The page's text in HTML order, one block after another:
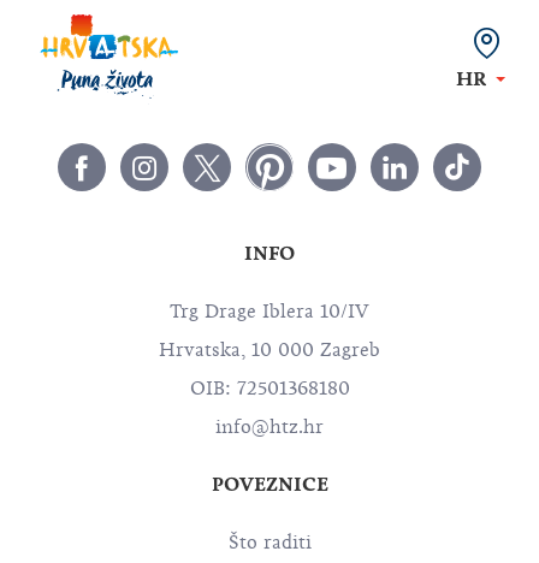
HR
INFO
Trg Drage Iblera 10/IV
Hrvatska, 10 000 Zagreb
OIB: 72501368180
info@htz.hr
POVEZNICE
Što raditi